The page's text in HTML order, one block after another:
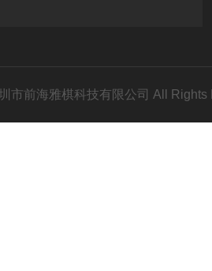
市前海雅棋科技有限公司 All